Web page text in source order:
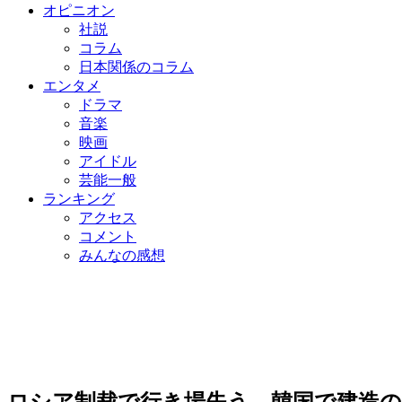
オピニオン
社説
コラム
日本関係のコラム
エンタメ
ドラマ
音楽
映画
アイドル
芸能一般
ランキング
アクセス
コメント
みんなの感想